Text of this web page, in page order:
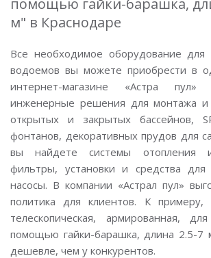
помощью гайки-барашка,
м" в Краснодаре
Все необходимое оборудование для
водоемов вы можете приобрести в
интернет-магазине «Астра пул»
инженерные решения для монтажа и
открытых и закрытых бассейнов,
фонтанов, декоративных прудов для
вы найдете системы отопления
фильтры, установки и средства для
насосы. В компании «Астрал пул»
политика для клиентов. К примеру,
телескопическая, армированная,
помощью гайки-барашка, длина 2.5-7
дешевле, чем у конкурентов.